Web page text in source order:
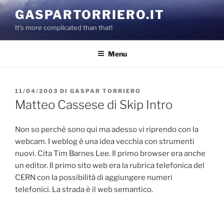
Salta
al
contenuto
GASPARTORRIERO.IT
It's more complicated than that!
Menu
PUBBLICATO
IL
11/04/2003 DI GASPAR TORRIERO
Matteo Cassese di Skip Intro
Non so perchè sono qui ma adesso vi riprendo con la
webcam. I weblog è una idea vecchia con strumenti
nuovi. Cita Tim Barnes Lee. Il primo browser era anche
un editor. Il primo sito web era la rubrica telefonica del
CERN con la possibilità di aggiungere numeri
telefonici. La strada è il web semantico.